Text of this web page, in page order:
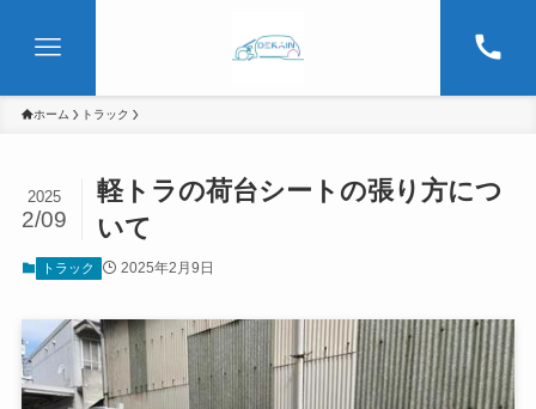
ホーム トラック
軽トラの荷台シートの張り方につ
いて
2025
2/09
トラック 2025年2月9日